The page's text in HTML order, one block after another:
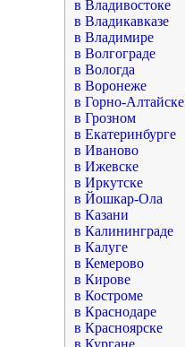
в Владивостоке
в Владикавказе
в Владимире
в Волгограде
в Вологда
в Воронеже
в Горно-Алтайске
в Грозном
в Екатеринбурге
в Иваново
в Ижевске
в Иркутске
в Йошкар-Ола
в Казани
в Калининграде
в Калуге
в Кемерово
в Кирове
в Костроме
в Краснодаре
в Красноярске
в Кургане